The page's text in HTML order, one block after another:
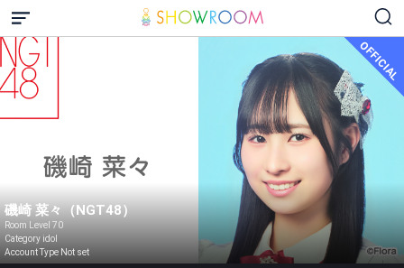
OFFICIAL
磯崎 菜々（NGT48）
Room Level 70
Category idol
Account Type Not set